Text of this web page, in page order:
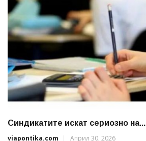
Синдикатите искат сериозно на...
viapontika.com
Април 30, 2026